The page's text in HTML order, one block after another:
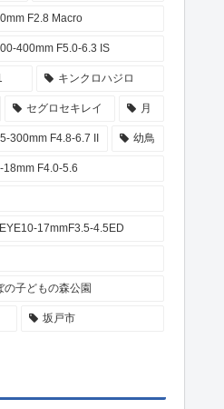
F2.8 Macro
400mm F5.0-6.3 IS
キンクロハジロ
セグロセキレイ 月
300mm F4.8-6.7 II 幼鳥
18mm F4.0-5.6
17mmF3.5-4.5ED
の子どもの森公園
坂戸市